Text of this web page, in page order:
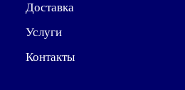
Доставка
Услуги
Контакты